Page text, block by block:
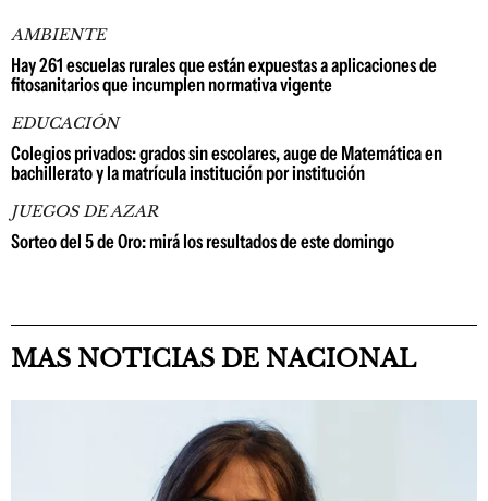
AMBIENTE
Hay 261 escuelas rurales que están expuestas a aplicaciones de
fitosanitarios que incumplen normativa vigente
EDUCACIÓN
Colegios privados: grados sin escolares, auge de Matemática en
bachillerato y la matrícula institución por institución
JUEGOS DE AZAR
Sorteo del 5 de Oro: mirá los resultados de este domingo
MAS NOTICIAS DE NACIONAL